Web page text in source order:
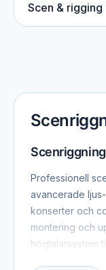
Scen &
Professionell
avancerade
konserter och
montering och
högtalarsystem